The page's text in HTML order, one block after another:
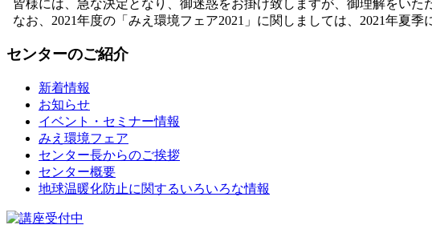
皆様には、急な決定となり、御迷惑をお掛け致しますが、御理解をいた
なお、2021年度の「みえ環境フェア2021」に関しましては、2021年夏
センターのご紹介
新着情報
お知らせ
イベント・セミナー情報
みえ環境フェア
センター長からのご挨拶
センター概要
地球温暖化防止に関するいろいろな情報